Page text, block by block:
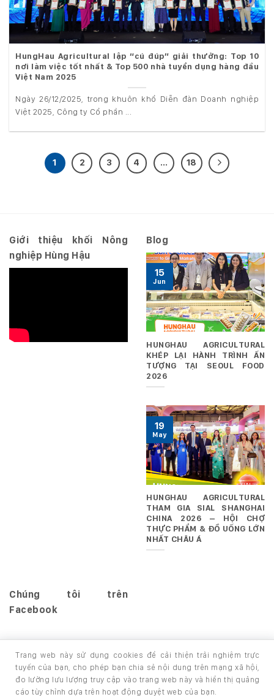
HungHau Agricultural lập “cú đúp” giải thưởng: Top 10
nơi làm việc tốt nhất & Top 500 nhà tuyển dụng hàng đầu
Việt Nam 2025
Ngày 26/12/2025, trong khuôn khổ Diễn đàn Doanh nghiệp
Việt 2025, Công ty Cổ phần ...
1 2 3 4 … 18
Giới thiệu khối Nông
nghiệp Hùng Hậu
Blog
HUNGHAU AGRICULTURAL
KHÉP LẠI HÀNH TRÌNH ẤN
TƯỢNG TẠI SEOUL FOOD
2026
15
Jun
HUNGHAU AGRICULTURAL
THAM GIA SIAL SHANGHAI
CHINA 2026 – HỘI CHỢ
THỰC PHẨM & ĐỒ UỐNG LỚN
NHẤT CHÂU Á
19
May
Chúng tôi trên
Facebook
TRANG CHỦ GIỚI THIỆU SẢN PHẨM
Trang web này sử dụng cookies để cải thiện trải nghiệm trực
tuyến của bạn, cho phép bạn chia sẻ nội dung trên mạng xã hội,
đo lường lưu lượng truy cập vào trang web này và hiển thị quảng
cáo tùy chỉnh dựa trên hoạt động duyệt web của bạn.